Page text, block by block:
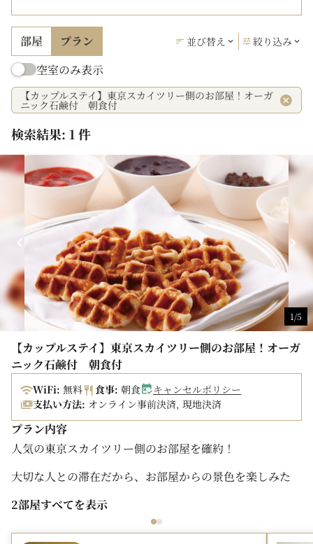
部屋 プラン 並び替え 絞り込み
空室のみ表示
【カップルステイ】東京スカイツリー側のお部屋！オーガ
ニック石鹸付 朝食付
検索結果: 1 件
1/5
【カップルステイ】東京スカイツリー側のお部屋！オーガ
ニック石鹸付 朝食付
WiFi: 無料 食事: 朝食
キャンセルポリシー
支払い方法: オンライン事前決済, 現地決済
プラン内容
人気の東京スカイツリー側のお部屋を確約！
大切な人との滞在だから、お部屋からの景色を楽しみた
そんなカップルのお客様に人気の東京スカイツリー側ルー
2部屋すべてを表示